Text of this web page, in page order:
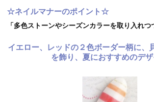
☆ネイルマナーのポイント☆
「多色ストーンやシーズンカラーを取り入れつ
イエロー、レッドの２色ボーダー柄に、
を飾り、夏におすすめのデ